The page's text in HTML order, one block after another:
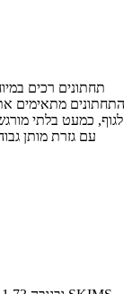
תחתונים רכים
לגוף, כמעט בלתי